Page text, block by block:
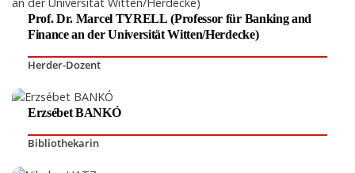
Prof. Dr. Marcel TYRELL (Professor für Banking and
Finance an der Universität Witten/Herdecke)
Herder-Dozent
Erzsébet BANKÓ
Bibliothekarin